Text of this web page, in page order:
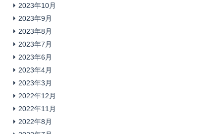
2023年10月
2023年9月
2023年8月
2023年7月
2023年6月
2023年4月
2023年3月
2022年12月
2022年11月
2022年8月